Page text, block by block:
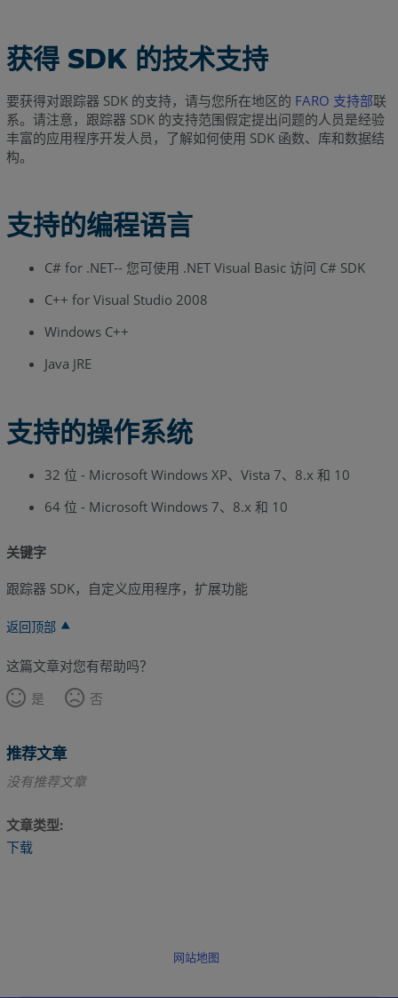
获得 SDK 的技术支持
要获得对跟踪器 SDK 的支持，请与您所在地区的 FARO 支持部联
系。请注意，跟踪器 SDK 的支持范围假定提出问题的人员是经验
丰富的应用程序开发人员，了解如何使用 SDK 函数、库和数据结
构。
支持的编程语言
C# for .NET-- 您可使用 .NET Visual Basic 访问 C# SDK
C++ for Visual Studio 2008
Windows C++
Java JRE
支持的操作系统
32 位 - Microsoft Windows XP、Vista 7、8.x 和 10
64 位 - Microsoft Windows 7、8.x 和 10
关键字
跟踪器 SDK，自定义应用程序，扩展功能
返回顶部
这篇文章对您有帮助吗？
是
否
推荐文章
没有推荐文章
文章类型
下载
网站地图